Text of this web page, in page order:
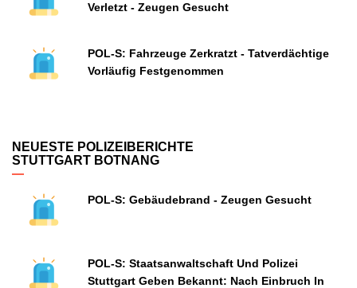
Verletzt - Zeugen Gesucht
POL-S: Fahrzeuge Zerkratzt - Tatverdächtige
Vorläufig Festgenommen
NEUESTE POLIZEIBERICHTE
STUTTGART BOTNANG
POL-S: Gebäudebrand - Zeugen Gesucht
POL-S: Staatsanwaltschaft Und Polizei
Stuttgart Geben Bekannt: Nach Einbruch In